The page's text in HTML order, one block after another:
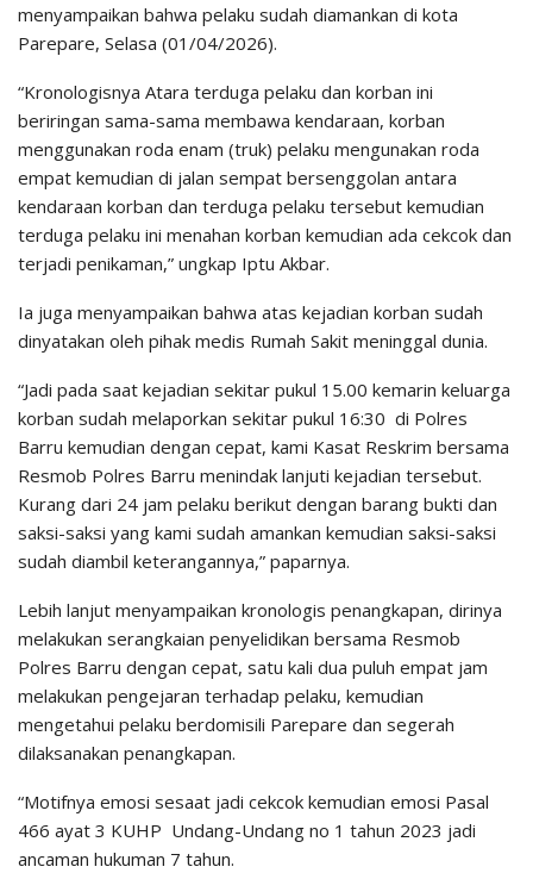
menyampaikan bahwa pelaku sudah diamankan di kota
Parepare, Selasa (01/04/2026).
“Kronologisnya Atara terduga pelaku dan korban ini
beriringan sama-sama membawa kendaraan, korban
menggunakan roda enam (truk) pelaku mengunakan roda
empat kemudian di jalan sempat bersenggolan antara
kendaraan korban dan terduga pelaku tersebut kemudian
terduga pelaku ini menahan korban kemudian ada cekcok dan
terjadi penikaman,” ungkap Iptu Akbar.
Ia juga menyampaikan bahwa atas kejadian korban sudah
dinyatakan oleh pihak medis Rumah Sakit meninggal dunia.
“Jadi pada saat kejadian sekitar pukul 15.00 kemarin keluarga
korban sudah melaporkan sekitar pukul 16:30 di Polres
Barru kemudian dengan cepat, kami Kasat Reskrim bersama
Resmob Polres Barru menindak lanjuti kejadian tersebut.
Kurang dari 24 jam pelaku berikut dengan barang bukti dan
saksi-saksi yang kami sudah amankan kemudian saksi-saksi
sudah diambil keterangannya,” paparnya.
Lebih lanjut menyampaikan kronologis penangkapan, dirinya
melakukan serangkaian penyelidikan bersama Resmob
Polres Barru dengan cepat, satu kali dua puluh empat jam
melakukan pengejaran terhadap pelaku, kemudian
mengetahui pelaku berdomisili Parepare dan segerah
dilaksanakan penangkapan.
“Motifnya emosi sesaat jadi cekcok kemudian emosi Pasal
466 ayat 3 KUHP Undang-Undang no 1 tahun 2023 jadi
ancaman hukuman 7 tahun.